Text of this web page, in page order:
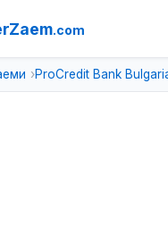
.com
ProCredit Bank